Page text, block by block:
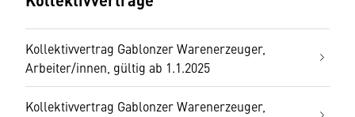
Kollektivvertrag Gablonzer Warenerzeuger,
Arbeiter/innen, gültig ab 1.1.2025
Kollektivvertrag Gablonzer Warenerzeuger,